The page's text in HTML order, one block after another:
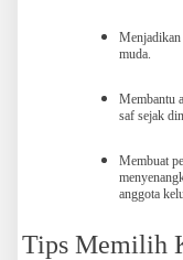
Menjadikan
muda.
Membantu
saf sejak
Membuat
anggota
Tips Memilih